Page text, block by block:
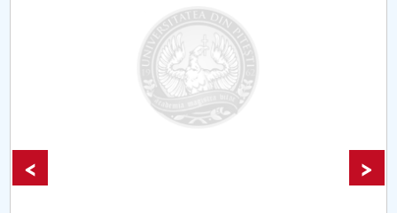
UPIT for the community
IOSUD/CSUD – PhD studies
Comisie de etica unversitară
Evenimente CUP
< >